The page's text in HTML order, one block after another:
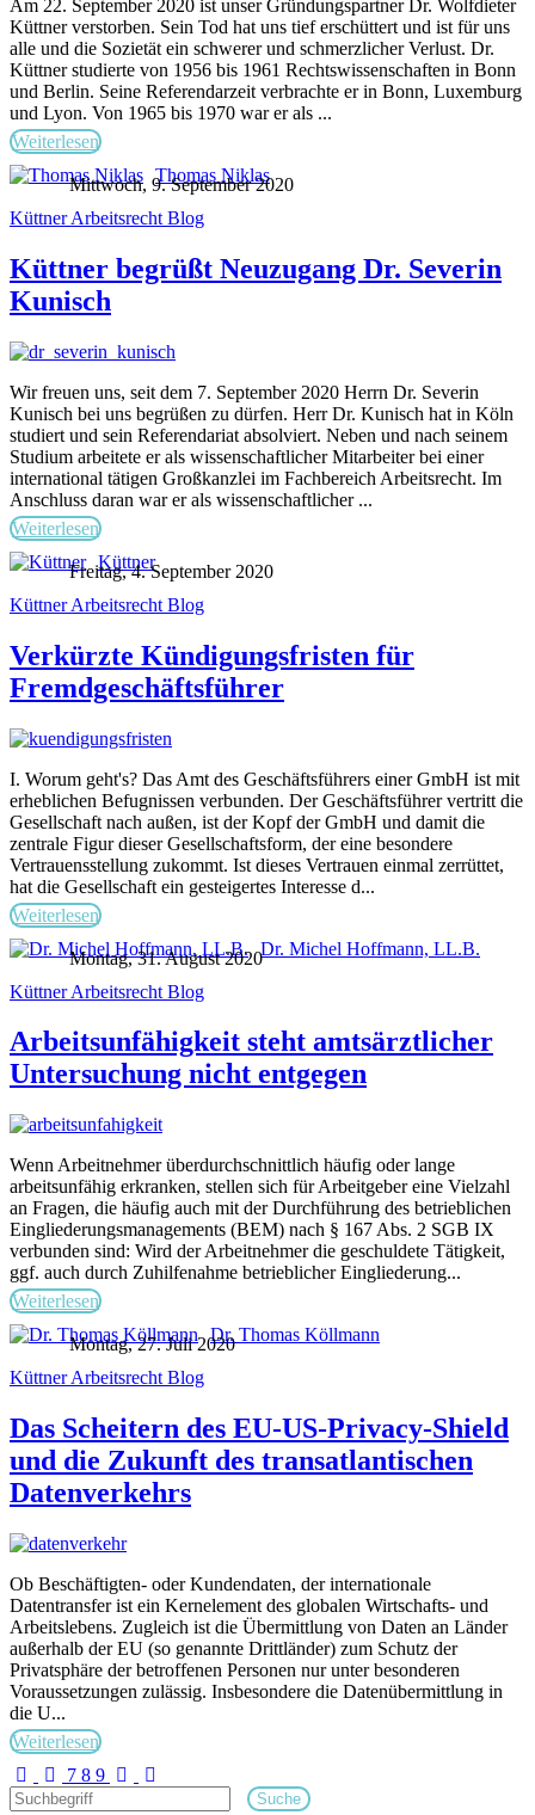
Am 22. September 2020 ist unser Gründungspartner Dr. Wolfdieter
Küttner verstorben. Sein Tod hat uns tief erschüttert und ist für uns
alle und die Sozietät ein schwerer und schmerzlicher Verlust. Dr.
Küttner studierte von 1956 bis 1961 Rechtswissenschaften in Bonn
und Berlin. Seine Referendarzeit verbrachte er in Bonn, Luxemburg
und Lyon. Von 1965 bis 1970 war er als ...
Weiterlesen
Thomas Niklas
Mittwoch, 9. September 2020
Küttner Arbeitsrecht Blog
Küttner begrüßt Neuzugang Dr. Severin
Kunisch
Wir freuen uns, seit dem 7. September 2020 Herrn Dr. Severin
Kunisch bei uns begrüßen zu dürfen. Herr Dr. Kunisch hat in Köln
studiert und sein Referendariat absolviert. Neben und nach seinem
Studium arbeitete er als wissenschaftlicher Mitarbeiter bei einer
international tätigen Großkanzlei im Fachbereich Arbeitsrecht. Im
Anschluss daran war er als wissenschaftlicher ...
Weiterlesen
Küttner
Freitag, 4. September 2020
Küttner Arbeitsrecht Blog
Verkürzte Kündigungsfristen für
Fremdgeschäftsführer
I. Worum geht's? Das Amt des Geschäftsführers einer GmbH ist mit
erheblichen Befugnissen verbunden. Der Geschäftsführer vertritt die
Gesellschaft nach außen, ist der Kopf der GmbH und damit die
zentrale Figur dieser Gesellschaftsform, der eine besondere
Vertrauensstellung zukommt. Ist dieses Vertrauen einmal zerrüttet,
hat die Gesellschaft ein gesteigertes Interesse d...
Weiterlesen
Dr. Michel Hoffmann, LL.B.
Montag, 31. August 2020
Küttner Arbeitsrecht Blog
Arbeitsunfähigkeit steht amtsärztlicher
Untersuchung nicht entgegen
Wenn Arbeitnehmer überdurchschnittlich häufig oder lange
arbeitsunfähig erkranken, stellen sich für Arbeitgeber eine Vielzahl
an Fragen, die häufig auch mit der Durchführung des betrieblichen
Eingliederungsmanagements (BEM) nach § 167 Abs. 2 SGB IX
verbunden sind: Wird der Arbeitnehmer die geschuldete Tätigkeit,
ggf. auch durch Zuhilfenahme betrieblicher Eingliederung...
Weiterlesen
Dr. Thomas Köllmann
Montag, 27. Juli 2020
Küttner Arbeitsrecht Blog
Das Scheitern des EU-US-Privacy-Shield
und die Zukunft des transatlantischen
Datenverkehrs
Ob Beschäftigten- oder Kundendaten, der internationale
Datentransfer ist ein Kernelement des globalen Wirtschafts- und
Arbeitslebens. Zugleich ist die Übermittlung von Daten an Länder
außerhalb der EU (so genannte Drittländer) zum Schutz der
Privatsphäre der betroffenen Personen nur unter besonderen
Voraussetzungen zulässig. Insbesondere die Datenübermittlung in
die U...
Weiterlesen
First Page
Previous Page
7 8 9 Next Page
Suche